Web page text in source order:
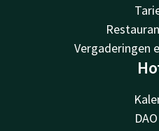
Vergaderingen